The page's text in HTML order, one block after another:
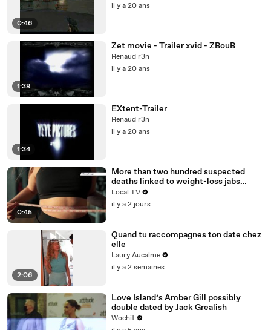
0:46
il y a 20 ans
1:39
Zet movie - Trailer xvid - ZBouB
Renaud r3n
il y a 20 ans
1:34
EXtent-Trailer
Renaud r3n
il y a 20 ans
0:45
More than two hundred suspected
deaths linked to weight-loss jabs
reported to regulator
Local TV
il y a 2 jours
2:06
Quand tu raccompagnes ton date chez
elle
Laury Aucalme
il y a 2 semaines
Love Island’s Amber Gill possibly
double dated by Jack Grealish
Wochit